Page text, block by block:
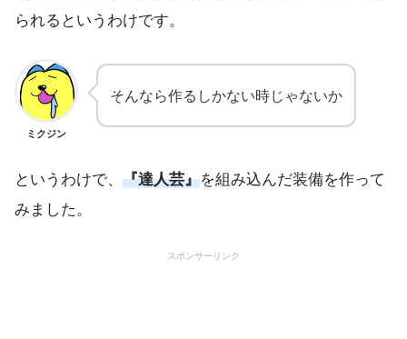
られるというわけです。
ミクジン
そんなら作るしかない時じゃないか
というわけで、 『達人芸』を組み込んだ装備を作って
みました。
スポンサーリンク